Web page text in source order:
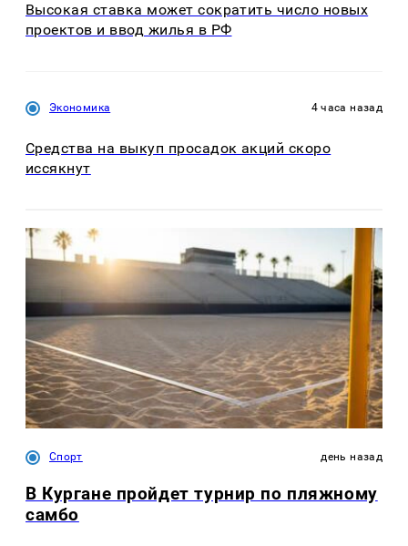
Высокая ставка может сократить число новых
проектов и ввод жилья в РФ
Экономика 4 часа назад
Средства на выкуп просадок акций скоро
иссякнут
Спорт день назад
В Кургане пройдет турнир по пляжному
самбо